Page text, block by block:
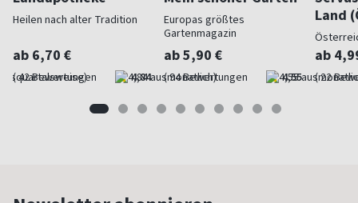
Heilen nach alter Tradition
ab 6,70 €
(quartalsweise) 4,84
Europas größtes
Gartenmagazin
ab 5,90 €
(monatlich) 4,55
Land
ab